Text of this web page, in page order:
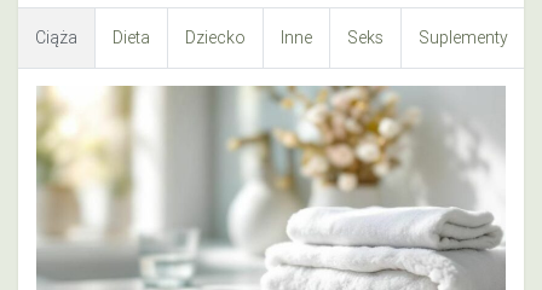
Ciąża Dieta Dziecko Inne Seks Suplementy